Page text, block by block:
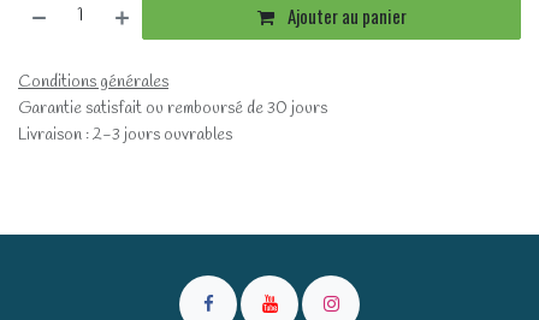
Ajouter au panier
Conditions générales
Garantie satisfait ou remboursé de 30 jours
Livraison : 2-3 jours ouvrables